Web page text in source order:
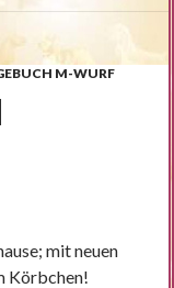
M-WURF
mit neuen
Körbchen!